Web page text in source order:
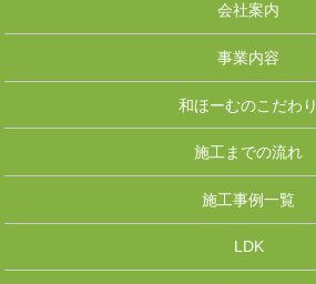
会社案内
事業内容
和ほーむのこだわり
施工までの流れ
施工事例一覧
LDK